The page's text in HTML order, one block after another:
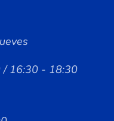
16:30 - 18:30